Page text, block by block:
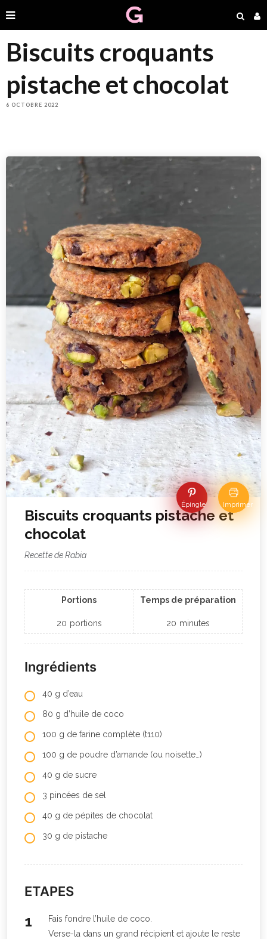
Biscuits croquants
pistache et chocolat
6 OCTOBRE 2022
Épingle Imprimer
Biscuits croquants pistache et
chocolat
Recette de Rabia
Portions
20 portions
Temps de préparation
20 minutes
Ingrédients
40 g d’eau
80 g d’huile de coco
100 g de farine complète (t110)
100 g de poudre d’amande (ou noisette…)
40 g de sucre
3 pincées de sel
40 g de pépites de chocolat
30 g de pistache
ETAPES
Fais fondre l’huile de coco.
Verse-la dans un grand récipient et ajoute le reste